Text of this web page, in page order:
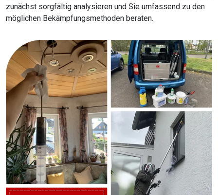
zunächst sorgfältig analysieren und Sie umfassend zu den
möglichen Bekämpfungsmethoden beraten.